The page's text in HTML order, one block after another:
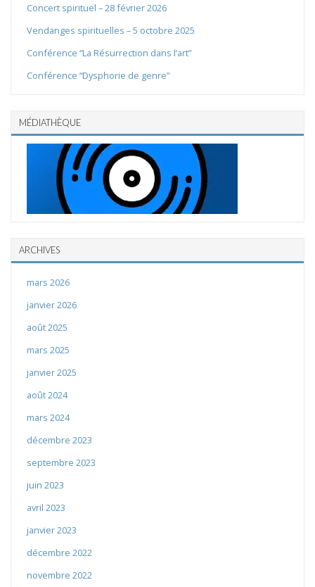
Concert spirituel – 28 février 2026
Vendanges spirituelles – 5 octobre 2025
Conférence “La Résurrection dans l’art”
Conférence “Dysphorie de genre”
MÉDIATHÈQUE
ARCHIVES
mars 2026
janvier 2026
août 2025
mars 2025
janvier 2025
août 2024
mars 2024
décembre 2023
septembre 2023
juin 2023
avril 2023
janvier 2023
décembre 2022
novembre 2022